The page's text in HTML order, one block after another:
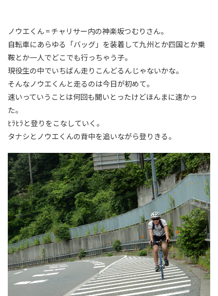
ノウエくん = チャリサー内の神楽坂つむりさん。
自転車にあらゆる「バッグ」を装着して九州とか四国とか乗
鞍とか一人でどこでも行っちゃう子。
現役生の中でいちばん走りこんどるんじゃないかな。
そんなノウエくんと走るのは今日が初めて。
速いっていうことは何回も聞いとったけどほんまに速かっ
た。
ﾋﾗﾋﾗと登りをこなしていく。
タナシとノウエくんの背中を追いながら登りきる。